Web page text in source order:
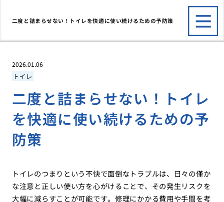
二度と詰まらせない！トイレを快適に使い続けるための予防策
2026.01.06
トイレ
二度と詰まらせない！トイレ
を快適に使い続けるための予
防策
トイレのつまりという不快で面倒なトラブルは、日々の僅か
な注意と正しい使い方を心がけることで、その発生リスクを
大幅に減らすことが可能です。修理にかかる費用や手間を考